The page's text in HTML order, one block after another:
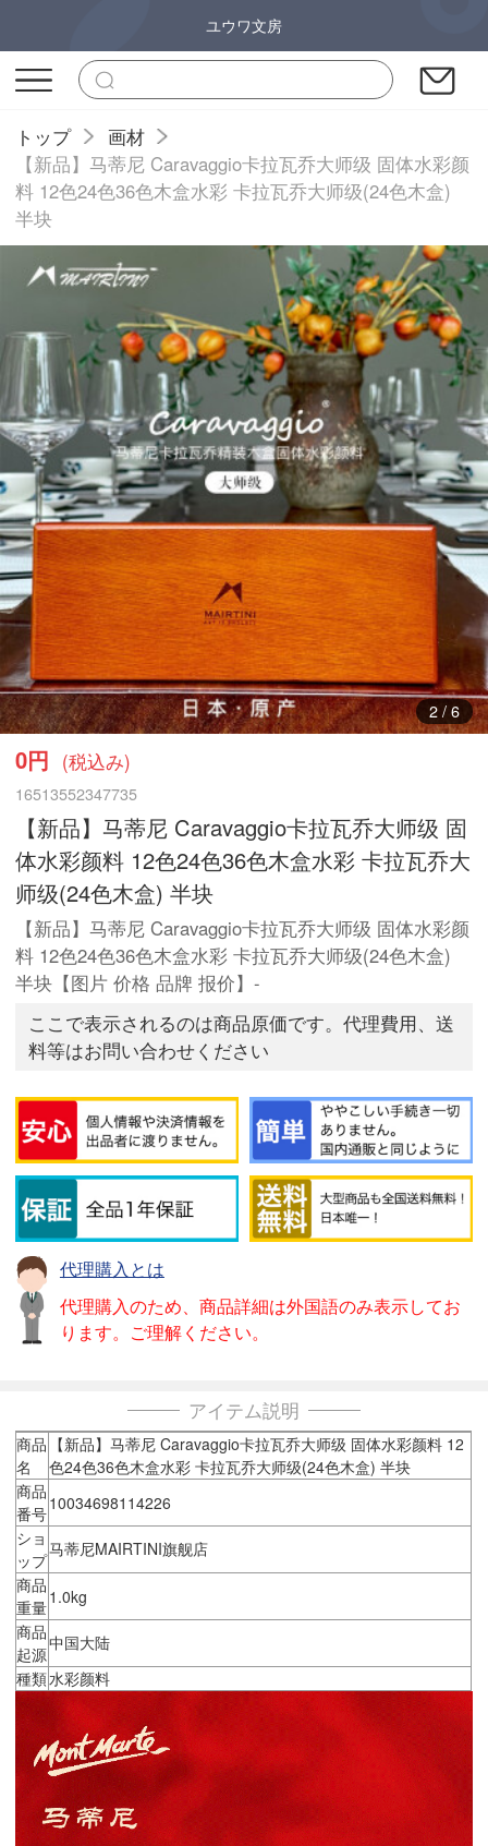
ユウワ文房
トップ
画材
【新品】马蒂尼 Caravaggio卡拉瓦乔大师级 固体水彩颜
料 12色24色36色木盒水彩 卡拉瓦乔大师级(24色木盒)
半块
3/ 6
0円 (税込み)
16513552347735
【新品】马蒂尼 Caravaggio卡拉瓦乔大师级 固
体水彩颜料 12色24色36色木盒水彩 卡拉瓦乔大
师级(24色木盒) 半块
【新品】马蒂尼 Caravaggio卡拉瓦乔大师级 固体水彩颜
料 12色24色36色木盒水彩 卡拉瓦乔大师级(24色木盒)
半块【图片 价格 品牌 报价】-
ここで表示されるのは商品原価です。代理費用、送
料等はお問い合わせください
代理購入とは
代理購入のため、商品詳細は外国語のみ表示してお
ります。ご理解ください。
アイテム説明
商品
名
【新品】马蒂尼 Caravaggio卡拉瓦乔大师级 固体水彩颜料 12
色24色36色木盒水彩 卡拉瓦乔大师级(24色木盒) 半块
商品
番号10034698114226
ショ
ップ
马蒂尼MAIRTINI旗舰店
商品
重量1.0kg
商品
起源
中国大陆
種類水彩颜料